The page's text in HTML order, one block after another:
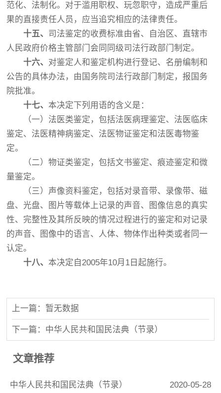
范化、法制化。对于滥用职权、玩忽职守，造成严重后
果的直接责任人员，应当追究相应的法律责任。
十五、 司法鉴定的收费标准由省、自治区、直辖市
人民政府价格主管部门会同同级司法行政部门制定。
十六、 对鉴定人和鉴定机构进行登记、名册编制和
公告的具体办法，由国务院司法行政部门制定，报国务
院批准。
十七、 本决定下列用语的含义是：
（一）法医类鉴定，包括法医病理鉴定、法医临床
鉴定、法医精神病鉴定、法医物证鉴定和法医毒物鉴
定。
（二）物证类鉴定，包括文书鉴定、痕迹鉴定和微
量鉴定。
（三）声像资料鉴定，包括对录音带、录像带、磁
盘、光盘、图片等载体上记录的声音、图像信息的真实
性、完整性及其所反映的情况过程进行的鉴定和对记录
的声音、图像中的语言、人体、物体作出种类或者同一
认定。
十八、 本决定自2005年10月1日起施行。
上一篇：暂无数据
下一篇：中华人民共和国民法典（节录）
文章推荐
中华人民共和国民法典（节录） 2020-05-28